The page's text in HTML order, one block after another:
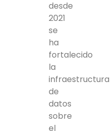
desde
2021
se
ha
fortalecido
la
infraestructura
de
datos
sobre
el